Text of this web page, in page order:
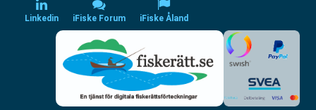
Linkedin iFiske Forum iFiske Åland